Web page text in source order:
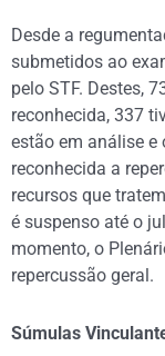
Desde a
submetidos ao
pelo STF. Destes,
reconhecida, 337
estão em análise e
reconhecida a
recursos que
é suspenso até o
momento, o
repercussão geral.
Súmulas